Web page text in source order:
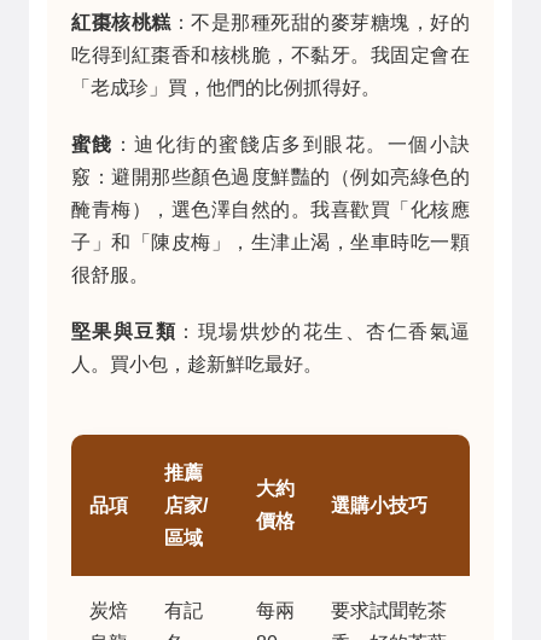
紅棗核桃糕 ：不是那種死甜的麥芽糖塊，好的
吃得到紅棗香和核桃脆，不黏牙。我固定會在
「老成珍」買，他們的比例抓得好。
蜜餞 ：迪化街的蜜餞店多到眼花。一個小訣
竅：避開那些顏色過度鮮豔的（例如亮綠色的
醃青梅），選色澤自然的。我喜歡買「化核應
子」和「陳皮梅」，生津止渴，坐車時吃一顆
很舒服。
堅果與豆類 ：現場烘炒的花生、杏仁香氣逼
人。買小包，趁新鮮吃最好。
品項
推薦
店家/
區域
大約
價格
選購小技巧
炭焙
有記
每兩
要求試聞乾茶